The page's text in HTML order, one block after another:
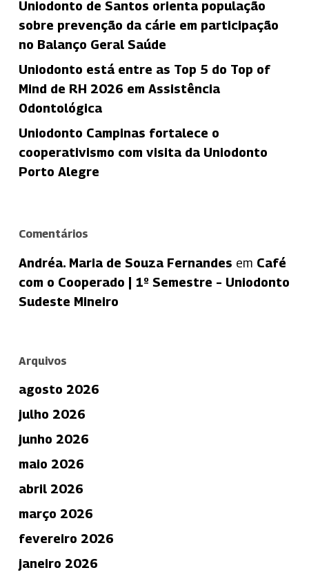
Uniodonto de Santos orienta população
sobre prevenção da cárie em participação
no Balanço Geral Saúde
Uniodonto está entre as Top 5 do Top of
Mind de RH 2026 em Assistência
Odontológica
Uniodonto Campinas fortalece o
cooperativismo com visita da Uniodonto
Porto Alegre
Comentários
Andréa. Maria de Souza Fernandes em Café
com o Cooperado | 1º Semestre – Uniodonto
Sudeste Mineiro
Arquivos
agosto 2026
julho 2026
junho 2026
maio 2026
abril 2026
março 2026
fevereiro 2026
janeiro 2026